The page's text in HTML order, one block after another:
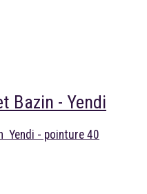
Bazin - Yendi
Yendi - pointure 40